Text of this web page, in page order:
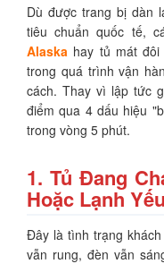
Dù được trang bị dàn
tiêu chuẩn quốc tế,
Alaska hay tủ mát
trong quá trình vận
cách. Thay vì lập tức
điểm qua 4 dấu hiệu
trong vòng 5 phút.
1. Tủ Đang
Hoặc Lạnh
Đây là tình trạng
vẫn rung, đèn vẫn